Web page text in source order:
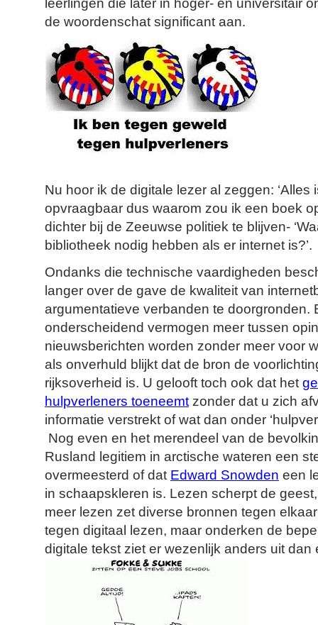
leerlingen die later in hoger- en universitair
de woordenschat significant aan.
Nu hoor ik de digitale lezer al zeggen: ‘Alles
opvraagbaar dus waarom zou ik een boek
dichter bij de Zeeuwse politiek te blijven-
bibliotheek nodig hebben als er internet is?’.
Ondanks die technische vaardigheden
langer over de gave de kwaliteit van
argumentatieve verbanden te doorgronden.
onderscheidend vermogen meer tussen
nieuwsberichten worden zonder meer voor
als onverhuld blijkt dat de bron de
rijksoverheid is. U gelooft toch ook dat het
hulpverleners toeneemtzonder dat u zich
informatie verstrekt of wat dan onder
Nog even en het merendeel van de
Rusland legitiem in arctische wateren een
overmeesterd of dat Edward Snowden een
in schaapskleren is. Lezen scherpt de
meer lezen zet diverse bronnen tegen
tegen digitaal lezen, maar onderken de
digitale tekst ziet er wezenlijk anders uit dan